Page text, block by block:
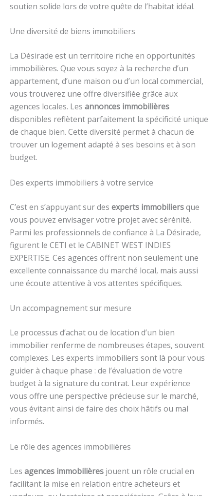
soutien solide lors de votre quête de l’habitat idéal.
Une diversité de biens immobiliers
La Désirade est un territoire riche en opportunités
immobilières. Que vous soyez à la recherche d’un
appartement, d’une maison ou d’un local commercial,
vous trouverez une offre diversifiée grâce aux
agences locales. Les annonces immobilières
disponibles reflètent parfaitement la spécificité unique
de chaque bien. Cette diversité permet à chacun de
trouver un logement adapté à ses besoins et à son
budget.
Des experts immobiliers à votre service
C’est en s’appuyant sur des experts immobiliersque
vous pouvez envisager votre projet avec sérénité.
Parmi les professionnels de confiance à La Désirade,
figurent le CETI et le CABINET WEST INDIES
EXPERTISE. Ces agences offrent non seulement une
excellente connaissance du marché local, mais aussi
une écoute attentive à vos attentes spécifiques.
Un accompagnement sur mesure
Le processus d’achat ou de location d’un bien
immobilier renferme de nombreuses étapes, souvent
complexes. Les experts immobiliers sont là pour vous
guider à chaque phase : de l’évaluation de votre
budget à la signature du contrat. Leur expérience
vous offre une perspective précieuse sur le marché,
vous évitant ainsi de faire des choix hâtifs ou mal
informés.
Le rôle des agences immobilières
Les agences immobilières jouent un rôle crucial en
facilitant la mise en relation entre acheteurs et